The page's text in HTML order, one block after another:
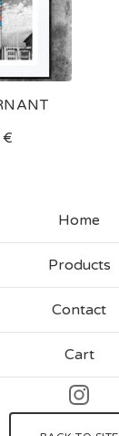
€
Home
Products
Contact
Cart